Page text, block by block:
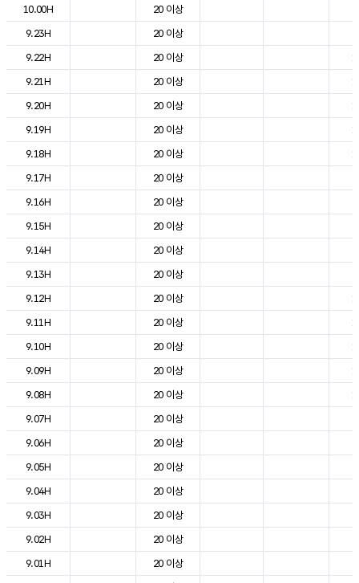
10.00H
20 이상
9.23H
20 이상
9.22H
20 이상
9.21H
20 이상
9.20H
20 이상
9.19H
20 이상
9.18H
20 이상
9.17H
20 이상
9.16H
20 이상
9.15H
20 이상
9.14H
20 이상
9.13H
20 이상
9.12H
20 이상
9.11H
20 이상
9.10H
20 이상
9.09H
20 이상
9.08H
20 이상
9.07H
20 이상
9.06H
20 이상
9.05H
20 이상
9.04H
20 이상
9.03H
20 이상
9.02H
20 이상
9.01H
20 이상